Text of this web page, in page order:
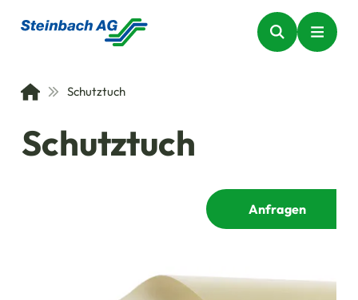
Schutztuch
Schutztuch
Anfragen